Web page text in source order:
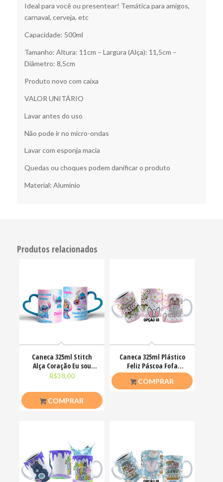
Ideal para você ou presentear! Temática para amigos,
carnaval, cerveja, etc
Capacidade: 500ml
Tamanho: Altura: 11cm – Largura (Alça): 11,5cm –
Diâmetro: 8,5cm
Produto novo com caixa
VALOR UNITÁRIO
Lavar antes do uso
Não pode ir no micro-ondas
Lavar com esponja macia
Quedas ou choques podem danificar o produto
Material: Alumínio
Produtos relacionados
Caneca 325ml Stitch
Alça Coração Eu sou
uma pessoa calma
R$38,00
COMPRAR
Caneca 325ml Plástico
Feliz Páscoa Fofa
Coelhinhos Mimos
COMPRAR